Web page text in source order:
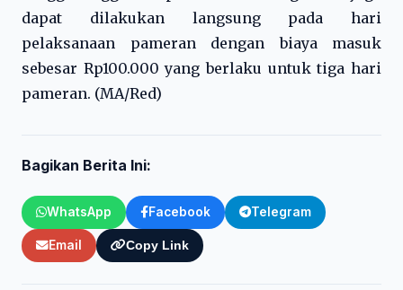
dapat dilakukan langsung pada hari
pelaksanaan pameran dengan biaya masuk
sebesar Rp100.000 yang berlaku untuk tiga hari
pameran. (MA/Red)
Bagikan Berita Ini:
WhatsApp Facebook Telegram
Email Copy Link